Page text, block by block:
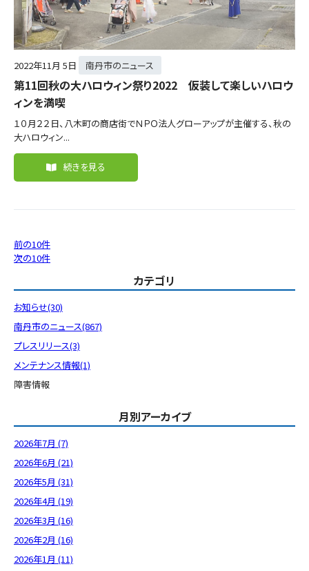
2022年11月 5日 南丹市のニュース
第11回秋の大ハロウィン祭り2022 仮装して楽しいハロウ
ィンを満喫
１０月２２日、八木町の商店街でＮＰＯ法人グローアップが主催する、秋の
大ハロウィン...
続きを見る
前の10件
次の10件
カテゴリ
お知らせ(30)
南丹市のニュース(867)
プレスリリース(3)
メンテナンス情報(1)
障害情報
月別アーカイブ
2026年7月 (7)
2026年6月 (21)
2026年5月 (31)
2026年4月 (19)
2026年3月 (16)
2026年2月 (16)
2026年1月 (11)